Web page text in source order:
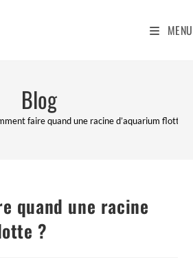
MENU
Blog
faire quand une racine d’aquarium flotte ?
quand une racine
?